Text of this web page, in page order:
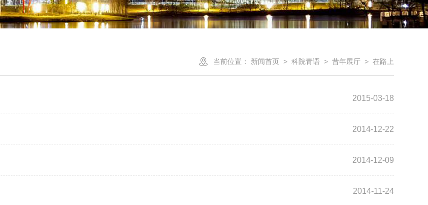
当前位置： 新闻首页> 科院青语> 昔年展厅> 在路上
2015-03-18
2014-12-22
2014-12-09
2014-11-24